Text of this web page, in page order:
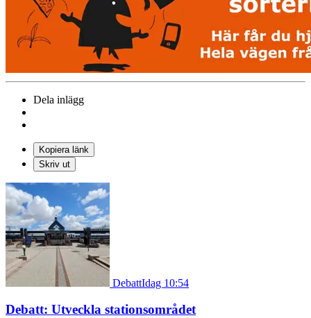
Dela inlägg
Kopiera länk
Skriv ut
DebattIdag 10:54
Debatt: Utveckla stationsområdet